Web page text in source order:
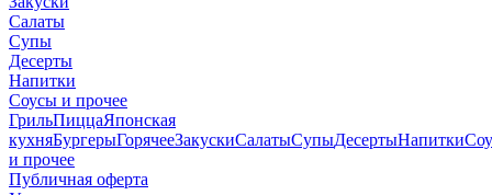
Салаты
Супы
Десерты
Напитки
Соусы и прочее
ГрильПиццаЯпонская
кухняБургерыГорячееЗакускиСалатыСупыДесертыНапитки
и прочее
Публичная оферта